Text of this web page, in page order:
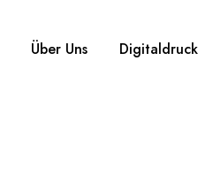
Über Uns Digitaldruck